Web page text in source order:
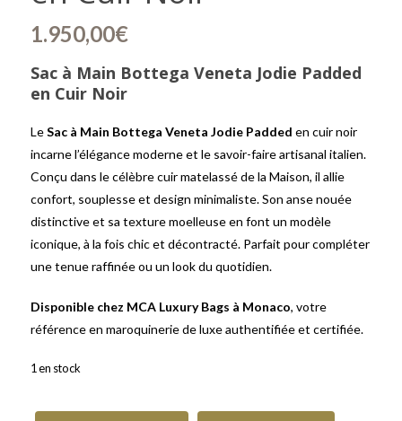
1.950,00€
Sac à Main Bottega Veneta Jodie Padded
en Cuir Noir
LeSac à Main Bottega Veneta Jodie Padded en cuir noir
incarne l’élégance moderne et le savoir-faire artisanal italien.
Conçu dans le célèbre cuir matelassé de la Maison, il allie
confort, souplesse et design minimaliste. Son anse nouée
distinctive et sa texture moelleuse en font un modèle
iconique, à la fois chic et décontracté. Parfait pour compléter
une tenue raffinée ou un look du quotidien.
Disponible chez MCA Luxury Bags à Monaco, votre
référence en maroquinerie de luxe authentifiée et certifiée.
1 en stock